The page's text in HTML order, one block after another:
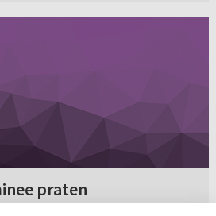
praten